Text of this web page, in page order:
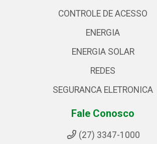
CONTROLE DE ACESSO
ENERGIA
ENERGIA SOLAR
REDES
SEGURANCA ELETRONICA
Fale Conosco
(27) 3347-1000